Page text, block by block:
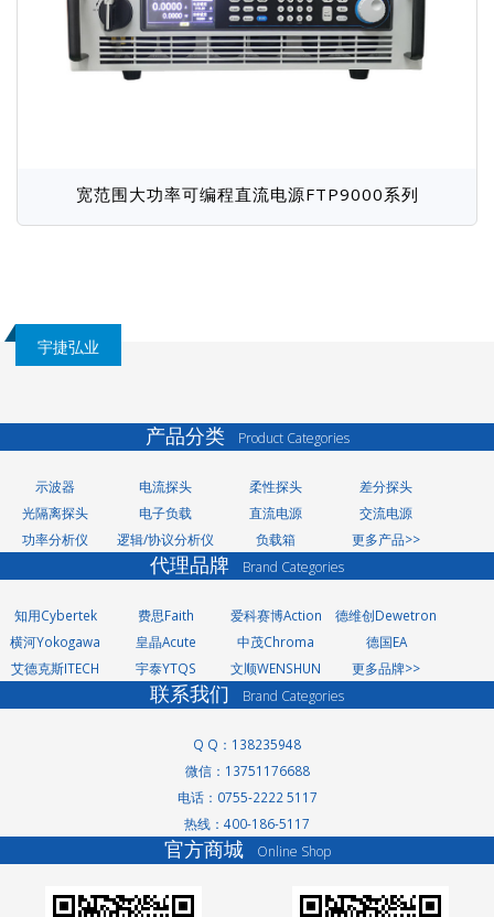
宽范围大功率可编程直流电源FTP9000系列
宇捷弘业
产品分类Product Categories
示波器 电流探头 柔性探头
差分探头
光隔离探头
电子负载 直流电源
交流电源
功率分析仪
逻辑/协议分析仪 负载箱 更多产品>>
代理品牌 Brand Categories
知用Cybertek 费思Faith 爱科赛博Action
德维创Dewetron
横河Yokogawa
皇晶Acute 中茂Chroma
德国EA
艾德克斯ITECH
宇泰YTQS 文顺WENSHUN 更多品牌>>
联系我们 Brand Categories
Q Q：138235948
微信：13751176688
电话：0755-2222 5117
热线：400-186-5117
官方商城Online Shop
洗轮机厂家
景观护栏
网络测试仪
网络测试仪
无轨转弯车